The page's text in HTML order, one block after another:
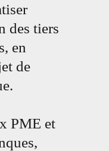
des tiers
en
de
PME et